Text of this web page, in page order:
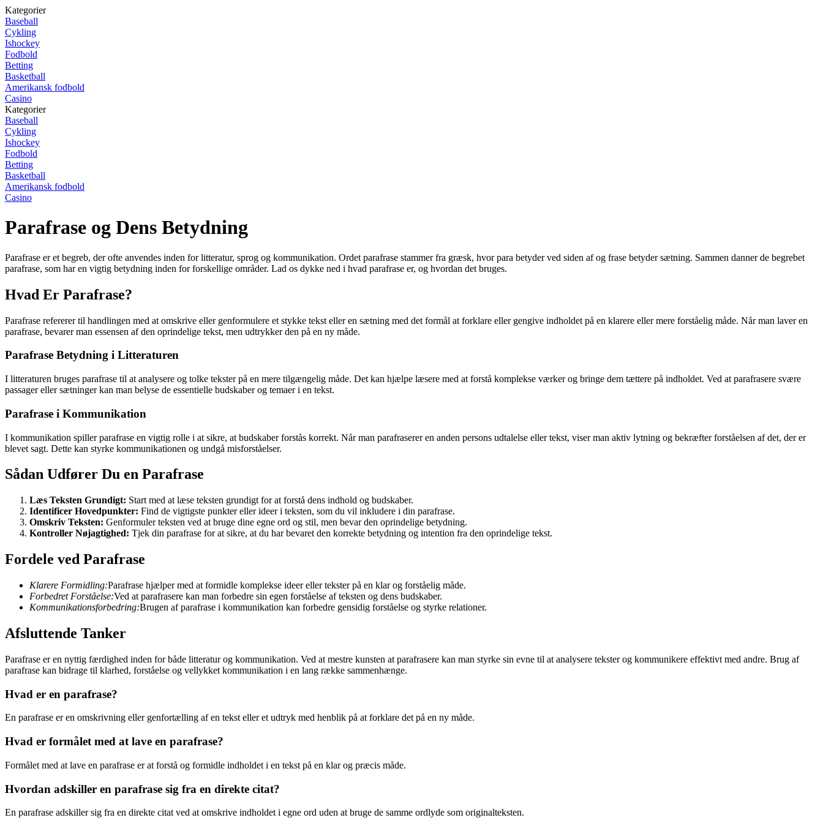
Kategorier
Baseball
Cykling
Ishockey
Fodbold
Betting
Basketball
Amerikansk fodbold
Casino
Kategorier
Baseball
Cykling
Ishockey
Fodbold
Betting
Basketball
Amerikansk fodbold
Casino
Parafrase og Dens Betydning
Parafrase er et begreb, der ofte anvendes inden for litteratur, sprog og kommunikation. Ordet parafrase stammer fra græsk, hvor para betyder ved siden af og frase betyder sætning. Sammen danner de begrebet
parafrase, som har en vigtig betydning inden for forskellige områder. Lad os dykke ned i hvad parafrase er, og hvordan det bruges.
Hvad Er Parafrase?
Parafrase refererer til handlingen med at omskrive eller genformulere et stykke tekst eller en sætning med det formål at forklare eller gengive indholdet på en klarere eller mere forståelig måde. Når man laver en
parafrase, bevarer man essensen af den oprindelige tekst, men udtrykker den på en ny måde.
Parafrase Betydning i Litteraturen
I litteraturen bruges parafrase til at analysere og tolke tekster på en mere tilgængelig måde. Det kan hjælpe læsere med at forstå komplekse værker og bringe dem tættere på indholdet. Ved at parafrasere svære
passager eller sætninger kan man belyse de essentielle budskaber og temaer i en tekst.
Parafrase i Kommunikation
I kommunikation spiller parafrase en vigtig rolle i at sikre, at budskaber forstås korrekt. Når man parafraserer en anden persons udtalelse eller tekst, viser man aktiv lytning og bekræfter forståelsen af det, der er
blevet sagt. Dette kan styrke kommunikationen og undgå misforståelser.
Sådan Udfører Du en Parafrase
Læs Teksten Grundigt: Start med at læse teksten grundigt for at forstå dens indhold og budskaber.
Identificer Hovedpunkter: Find de vigtigste punkter eller ideer i teksten, som du vil inkludere i din parafrase.
Omskriv Teksten: Genformuler teksten ved at bruge dine egne ord og stil, men bevar den oprindelige betydning.
Kontroller Nøjagtighed: Tjek din parafrase for at sikre, at du har bevaret den korrekte betydning og intention fra den oprindelige tekst.
Fordele ved Parafrase
Klarere Formidling:Parafrase hjælper med at formidle komplekse ideer eller tekster på en klar og forståelig måde.
Forbedret Forståelse:Ved at parafrasere kan man forbedre sin egen forståelse af teksten og dens budskaber.
Kommunikationsforbedring:Brugen af parafrase i kommunikation kan forbedre gensidig forståelse og styrke relationer.
Afsluttende Tanker
Parafrase er en nyttig færdighed inden for både litteratur og kommunikation. Ved at mestre kunsten at parafrasere kan man styrke sin evne til at analysere tekster og kommunikere effektivt med andre. Brug af
parafrase kan bidrage til klarhed, forståelse og vellykket kommunikation i en lang række sammenhænge.
Hvad er en parafrase?
En parafrase er en omskrivning eller genfortælling af en tekst eller et udtryk med henblik på at forklare det på en ny måde.
Hvad er formålet med at lave en parafrase?
Formålet med at lave en parafrase er at forstå og formidle indholdet i en tekst på en klar og præcis måde.
Hvordan adskiller en parafrase sig fra en direkte citat?
En parafrase adskiller sig fra en direkte citat ved at omskrive indholdet i egne ord uden at bruge de samme ordlyde som originalteksten.